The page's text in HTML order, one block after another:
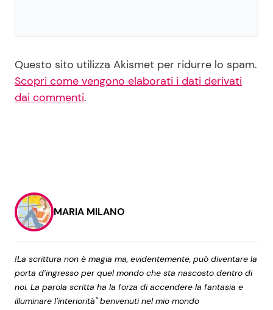
Questo sito utilizza Akismet per ridurre lo spam.
Scopri come vengono elaborati i dati derivati
dai commenti.
MARIA MILANO
!La scrittura non è magia ma, evidentemente, può diventare la
porta d’ingresso per quel mondo che sta nascosto dentro di
noi. La parola scritta ha la forza di accendere la fantasia e
illuminare l’interiorità" benvenuti nel mio mondo